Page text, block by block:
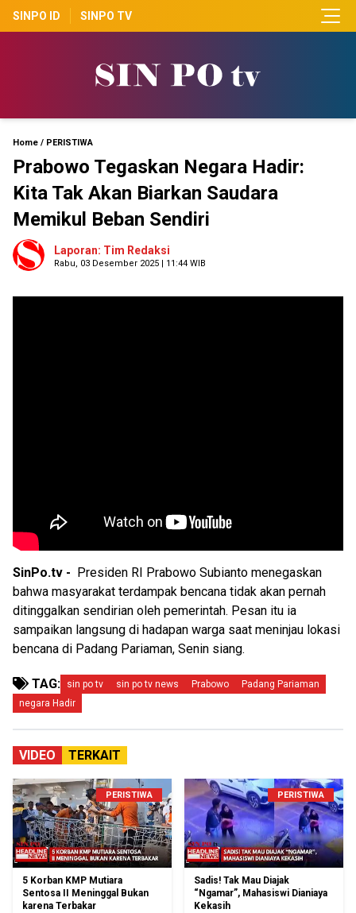
SINPO ID SINPO TV
Home / PERISTIWA
Prabowo Tegaskan Negara Hadir:
Kita Tak Akan Biarkan Saudara
Memikul Beban Sendiri
Laporan: Tim Redaksi
Rabu, 03 Desember 2025 | 11:44 WIB
SinPo.tv -
Presiden RI Prabowo Subianto menegaskan
bahwa masyarakat terdampak bencana tidak akan pernah
ditinggalkan sendirian oleh pemerintah. Pesan itu ia
sampaikan langsung di hadapan warga saat meninjau lokasi
bencana di Padang Pariaman, Senin siang.
TAG: sin po tv sin po tv news Prabowo
Padang Pariaman
negara Hadir
VIDEO TERKAIT
PERISTIWA
5 Korban KMP Mutiara
Sentosa II Meninggal Bukan
karena Terbakar
PERISTIWA
Sadis! Tak Mau Diajak
“Ngamar”, Mahasiswi Dianiaya
Kekasih